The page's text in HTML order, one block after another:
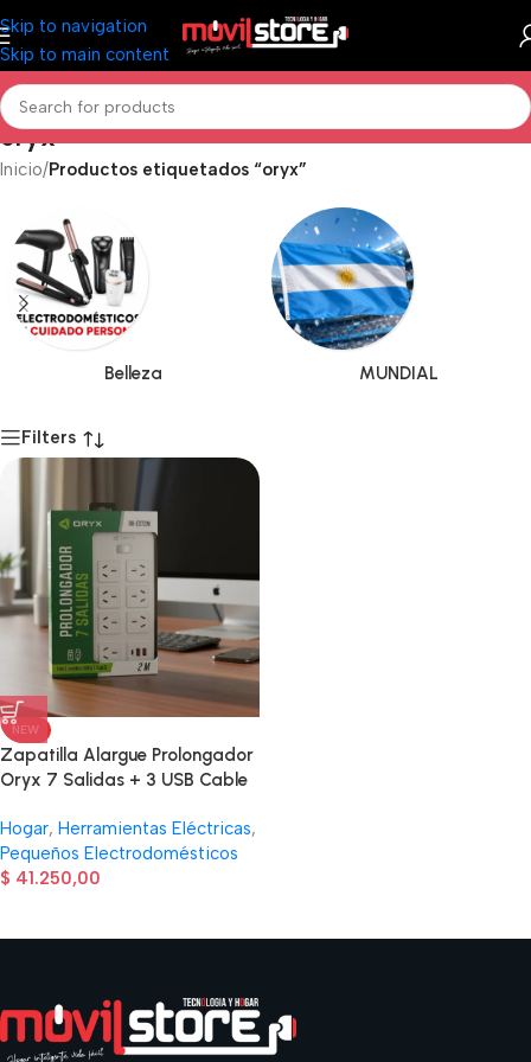
Skip to navigation
Skip to main content
oryx
Inicio/Productos etiquetados “oryx”
Belleza MUNDIAL
Filters
NEW
Zapatilla Alargue Prolongador
Oryx 7 Salidas + 3 USB Cable
Hogar, Herramientas Eléctricas,
Pequeños Electrodomésticos
$ 41.250,00